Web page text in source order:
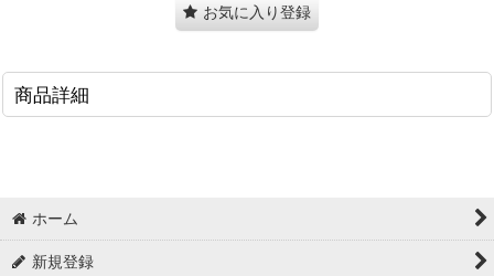
お気に入り登録
商品詳細
ホーム
新規登録